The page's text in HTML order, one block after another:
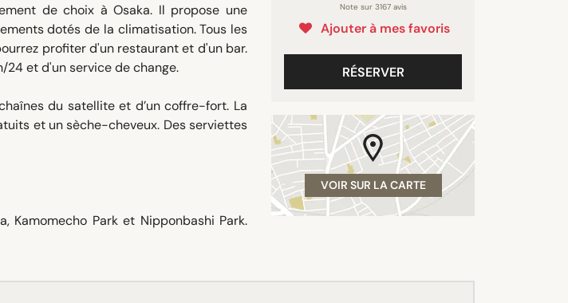
Note sur 3167 avis
Ajouter à mes favoris
RÉSERVER
VOIR SUR LA CARTE
de choix à Osaka. Il propose une
dotés de la climatisation. Tous les
profiter d'un restaurant et d'un bar.
et d'un service de change.
du satellite et d’un coffre-fort. La
et un sèche-cheveux. Des serviettes
Kamomecho Park et Nipponbashi Park.